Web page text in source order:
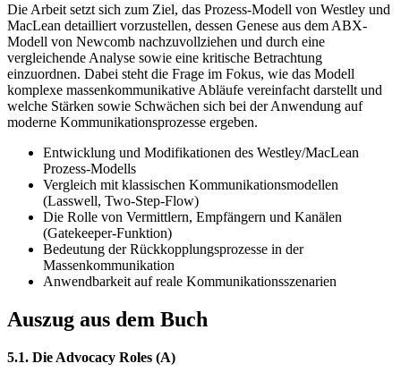
Die Arbeit setzt sich zum Ziel, das Prozess-Modell von Westley und
MacLean detailliert vorzustellen, dessen Genese aus dem ABX-
Modell von Newcomb nachzuvollziehen und durch eine
vergleichende Analyse sowie eine kritische Betrachtung
einzuordnen. Dabei steht die Frage im Fokus, wie das Modell
komplexe massenkommunikative Abläufe vereinfacht darstellt und
welche Stärken sowie Schwächen sich bei der Anwendung auf
moderne Kommunikationsprozesse ergeben.
Entwicklung und Modifikationen des Westley/MacLean
Prozess-Modells
Vergleich mit klassischen Kommunikationsmodellen
(Lasswell, Two-Step-Flow)
Die Rolle von Vermittlern, Empfängern und Kanälen
(Gatekeeper-Funktion)
Bedeutung der Rückkopplungsprozesse in der
Massenkommunikation
Anwendbarkeit auf reale Kommunikationsszenarien
Auszug aus dem Buch
5.1. Die Advocacy Roles (A)